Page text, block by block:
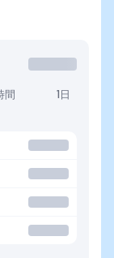
間 1日